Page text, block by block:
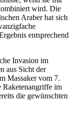
wird. Die
Araber hat sich
entsprechend
Invasion im
aus Sicht der
Massaker vom 7.
im
die gewünschten